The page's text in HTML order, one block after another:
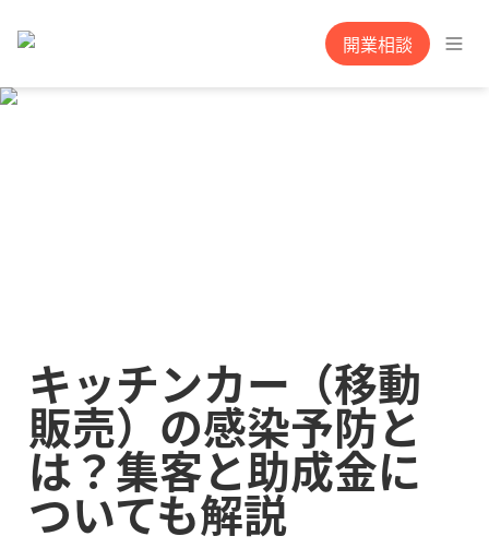
開業相談
キッチンカー（移動
販売）の感染予防と
は？集客と助成金に
ついても解説